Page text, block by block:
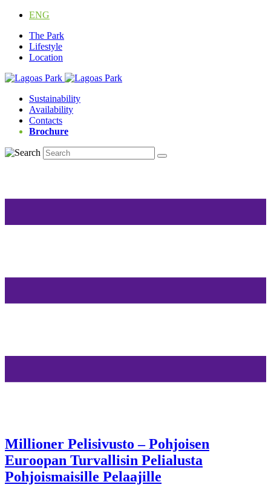
ENG
The Park
Lifestyle
Location
Sustainability
Availability
Contacts
Brochure
Millioner Pelisivusto – Pohjoisen
Euroopan Turvallisin Pelialusta
Pohjoismaisille Pelaajille